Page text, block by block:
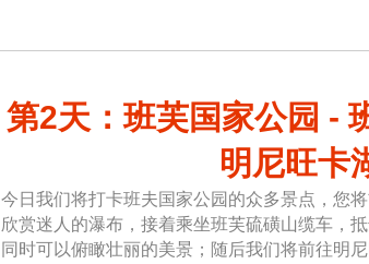
第2天：班芙国家公园 -
明尼旺卡
今日我们将打卡班夫国家公园的众多景点，您
欣赏迷人的瀑布，接着乘坐班芙硫磺山缆车，
同时可以俯瞰壮丽的美景；随后我们将前往明